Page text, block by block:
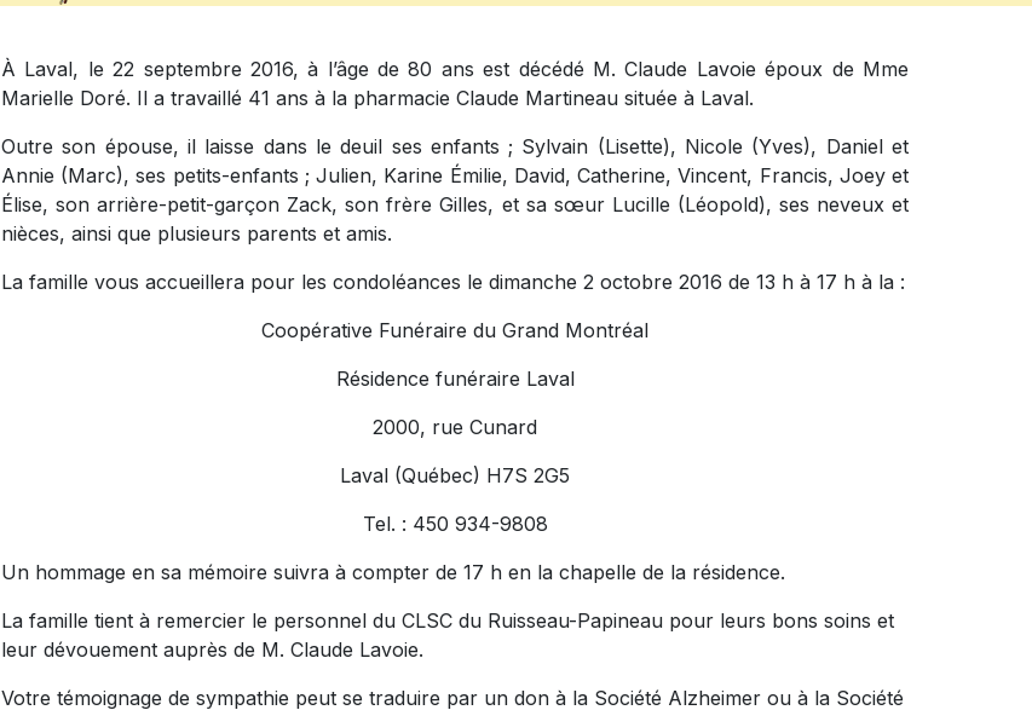
À Laval, le 22 septembre 2016, à l’âge de 80 ans est décédé M. Claude Lavoie époux de Mme
Marielle Doré. Il a travaillé 41 ans à la pharmacie Claude Martineau située à Laval.
Outre son épouse, il laisse dans le deuil ses enfants ; Sylvain (Lisette), Nicole (Yves), Daniel et
Annie (Marc), ses petits-enfants ; Julien, Karine Émilie, David, Catherine, Vincent, Francis, Joey et
Élise, son arrière-petit-garçon Zack, son frère Gilles, et sa sœur Lucille (Léopold), ses neveux et
nièces, ainsi que plusieurs parents et amis.
La famille vous accueillera pour les condoléances le dimanche 2 octobre 2016 de 13 h à 17 h à la :
Coopérative Funéraire du Grand Montréal
Résidence funéraire Laval
2000, rue Cunard
Laval (Québec) H7S 2G5
Tel. : 450 934-9808
Un hommage en sa mémoire suivra à compter de 17 h en la chapelle de la résidence.
La famille tient à remercier le personnel du CLSC du Ruisseau-Papineau pour leurs bons soins et
leur dévouement auprès de M. Claude Lavoie.
Votre témoignage de sympathie peut se traduire par un don à la Société Alzheimer ou à la Société